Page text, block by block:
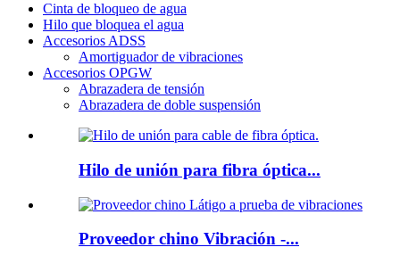
Cinta de bloqueo de agua
Hilo que bloquea el agua
Accesorios ADSS
Amortiguador de vibraciones
Accesorios OPGW
Abrazadera de tensión
Abrazadera de doble suspensión
Hilo de unión para fibra óptica...
Proveedor chino Vibración -...